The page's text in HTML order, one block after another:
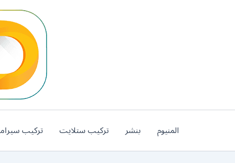
المنيوم بنشر تركيب ستلايت تركيب